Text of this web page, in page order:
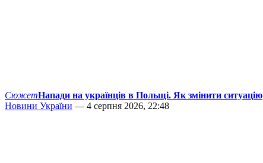
СюжетНапади на українців в Польщі. Як змінити ситуацію
Новини України — 4 серпня 2026, 22:48